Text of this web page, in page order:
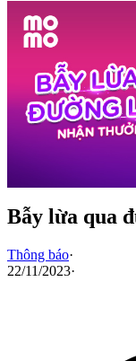
Bẫy lừa qua
Thông báo·
22/11/2023·